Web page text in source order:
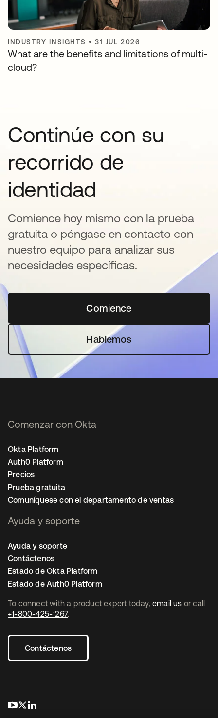
INDUSTRY INSIGHTS •31 JUL 2026
What are the benefits and limitations of multi-
cloud?
Continúe con su
recorrido de
identidad
Comience hoy mismo con la prueba
gratuita o póngase en contacto con
nuestro equipo para analizar sus
necesidades específicas.
Comiencese abre en una pestaña
Hablemos
To connect with a product expert today, email us or call
+1-800-425-1267.
Contáctenos
se abre en una pestaña nueva
se abre en una pestaña nueva
Comenzar con Okta
Okta Platform
Auth0 Platform
Precios
Prueba gratuita
Comuníquese con el departamento de ventas
Ayuda y soporte
Ayuda y soporte
Contáctenos
Estado de Okta Platform
Estado de Auth0 Platform